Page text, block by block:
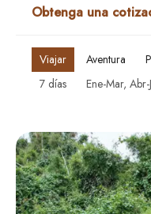
Obtenga una
Viajar Aventura
7 días
Ene-Mar,